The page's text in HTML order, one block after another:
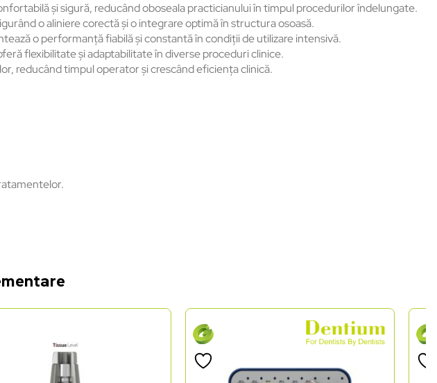
și sigură, reducând oboseala practicianului în timpul procedurilor îndelungate.
o aliniere corectă și o integrare optimă în structura osoasă.
o performanță fiabilă și constantă în condiții de utilizare intensivă.
flexibilitate și adaptabilitate în diverse proceduri clinice.
reducând timpul operator și crescând eficiența clinică.